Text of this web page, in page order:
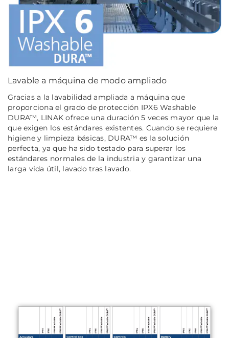
Lavable a máquina de modo ampliado
Gracias a la lavabilidad ampliada a máquina que
proporciona el grado de protección IPX6 Washable
DURA™, LINAK ofrece una duración 5 veces mayor que la
que exigen los estándares existentes. Cuando se requiere
higiene y limpieza básicas, DURA™ es la solución
perfecta, ya que ha sido testado para superar los
estándares normales de la industria y garantizar una
larga vida útil, lavado tras lavado.